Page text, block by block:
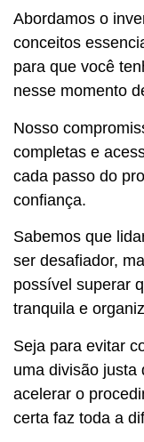
Abordamos o
conceitos
para que você
nesse momento
Nosso
completas e
cada passo do
confiança.
Sabemos que
ser desafiador,
possível superar
tranquila e
Seja para evitar
uma divisão justa
acelerar o
certa faz toda a